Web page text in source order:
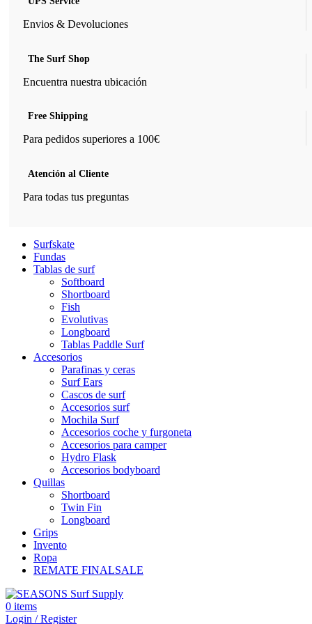
Envios & Devoluciones
The Surf Shop
Encuentra nuestra ubicación
Free Shipping
Para pedidos superiores a 100€
Atención al Cliente
Para todas tus preguntas
Surfskate
Fundas
Tablas de surf
Softboard
Shortboard
Fish
Evolutivas
Longboard
Tablas Paddle Surf
Accesorios
Parafinas y ceras
Surf Ears
Cascos de surf
Accesorios surf
Mochila Surf
Accesorios coche y furgoneta
Accesorios para camper
Hydro Flask
Accesorios bodyboard
Quillas
Shortboard
Twin Fin
Longboard
Grips
Invento
Ropa
REMATE FINALSALE
0 items
Login / Register